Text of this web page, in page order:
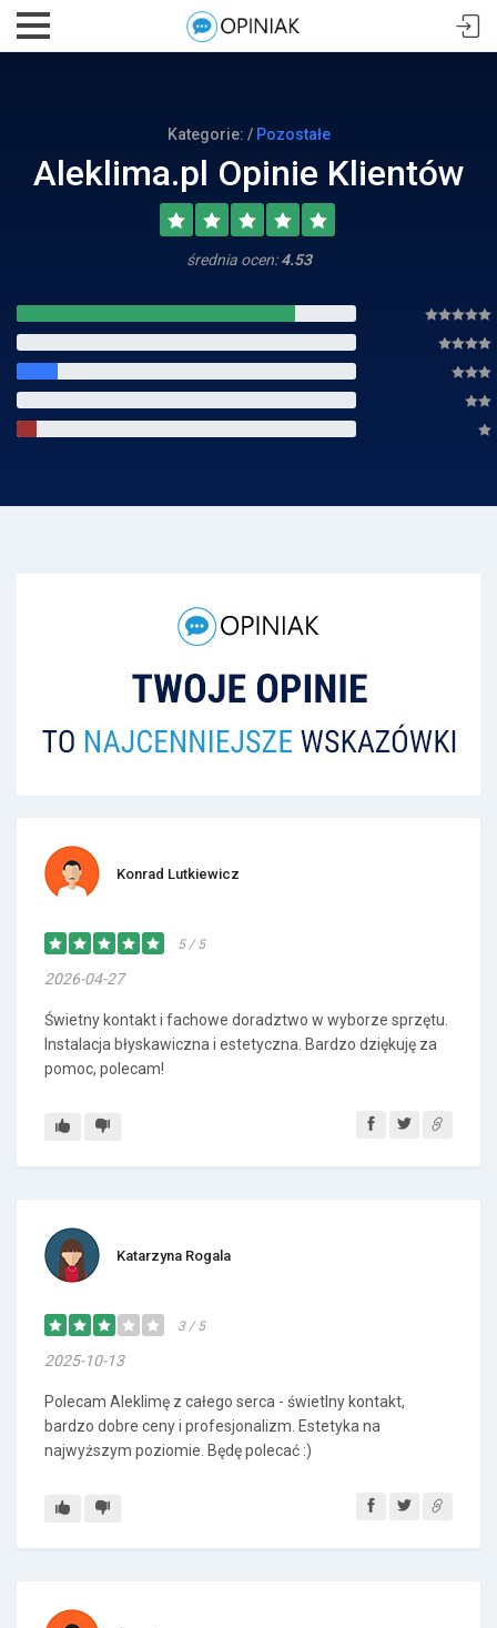
Kategorie: / Pozostałe
Aleklima.pl Opinie Klientów
średnia ocen:4.53
Konrad Lutkiewicz
5 / 5
2026-04-27
Świetny kontakt i fachowe doradztwo w wyborze sprzętu.
Instalacja błyskawiczna i estetyczna. Bardzo dziękuję za
pomoc, polecam!
Katarzyna Rogala
3 / 5
2025-10-13
Polecam Aleklimę z całego serca - świetlny kontakt,
bardzo dobre ceny i profesjonalizm. Estetyka na
najwyższym poziomie. Będę polecać :)